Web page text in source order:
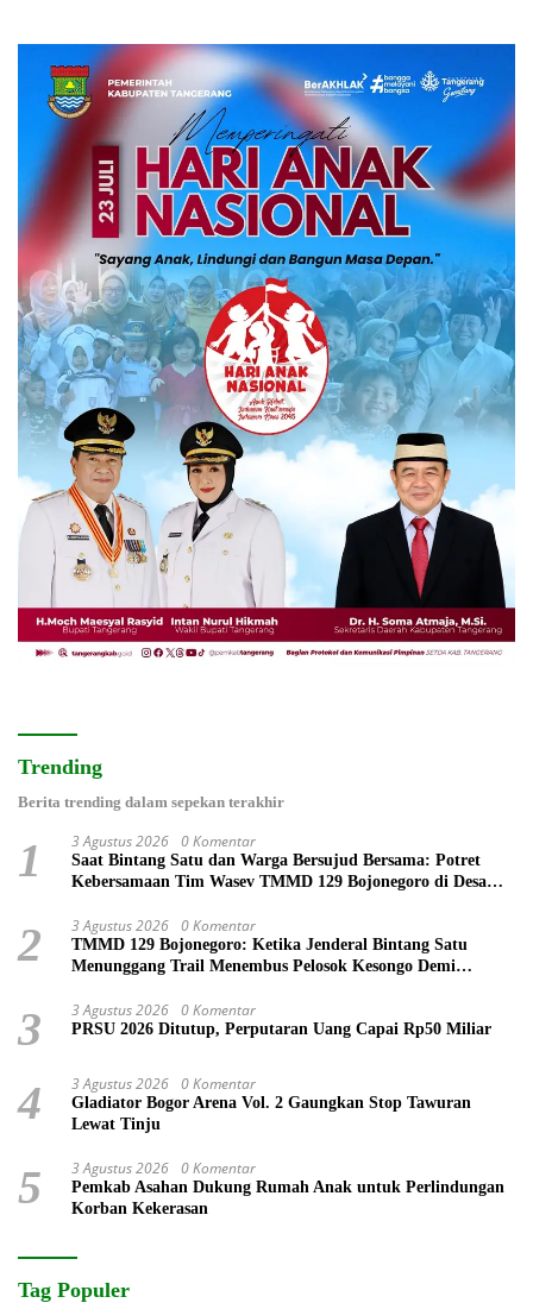
Trending
Berita trending dalam sepekan terakhir
1 3 Agustus 2026 0 Komentar
Saat Bintang Satu dan Warga Bersujud Bersama: Potret
Kebersamaan Tim Wasev TMMD 129 Bojonegoro di Desa
2 3 Agustus 2026 0 Komentar
TMMD 129 Bojonegoro: Ketika Jenderal Bintang Satu
Menunggang Trail Menembus Pelosok Kesongo Demi
3 3 Agustus 2026 0 Komentar
PRSU 2026 Ditutup, Perputaran Uang Capai Rp50 Miliar
4 3 Agustus 2026 0 Komentar
Gladiator Bogor Arena Vol. 2 Gaungkan Stop Tawuran
Lewat Tinju
5 3 Agustus 2026 0 Komentar
Pemkab Asahan Dukung Rumah Anak untuk Perlindungan
Korban Kekerasan
Tag Populer